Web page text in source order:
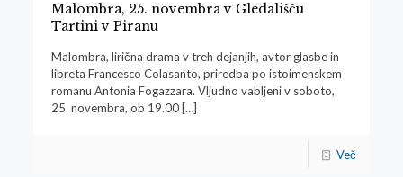
Malombra, 25. novembra v Gledališču
Tartini v Piranu
Malombra, lirična drama v treh dejanjih, avtor glasbe in
libreta Francesco Colasanto, priredba po istoimenskem
romanu Antonia Fogazzara. Vljudno vabljeni v soboto,
25. novembra, ob 19.00[…]
Več